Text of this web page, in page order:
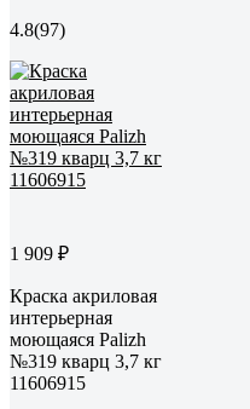
4.8(97)
1 909 ₽
Краска акриловая
интерьерная
моющаяся Palizh
№319 кварц 3,7 кг
11606915